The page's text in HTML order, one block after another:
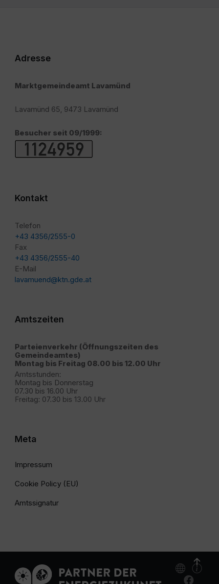
Adresse
Marktgemeindeamt Lavamünd
Lavamünd 65, 9473 Lavamünd
Besucher seit 09/1999:
Kontakt
Telefon
+43 4356/2555-0
Fax
+43 4356/2555-40
E-Mail
lavamuend@ktn.gde.at
Amtszeiten
Parteienverkehr (Öffnungszeiten des
Gemeindeamtes)
Montag bis Freitag 08.00 bis 12.00 Uhr
Amtsstunden:
Montag bis Donnerstag
07.30 bis 16.00 Uhr
Freitag: 07.30 bis 13.00 Uhr
Meta
Impressum
Cookie Policy (EU)
Amtssignatur